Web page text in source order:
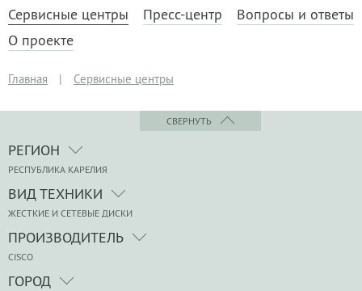
Сервисные центры Пресс-центр
Вопросы и ответы
О проекте
Главная | Сервисные центры
СВЕРНУТЬ
РЕГИОН
РЕСПУБЛИКА КАРЕЛИЯ
ВИД ТЕХНИКИ
ЖЕСТКИЕ И СЕТЕВЫЕ ДИСКИ
ПРОИЗВОДИТЕЛЬ
CISCO
ГОРОД